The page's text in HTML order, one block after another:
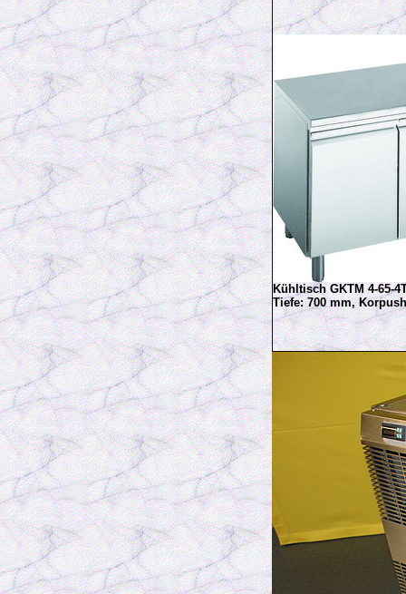
Kühltisch GKTM 4-65-
Tiefe: 700 mm,